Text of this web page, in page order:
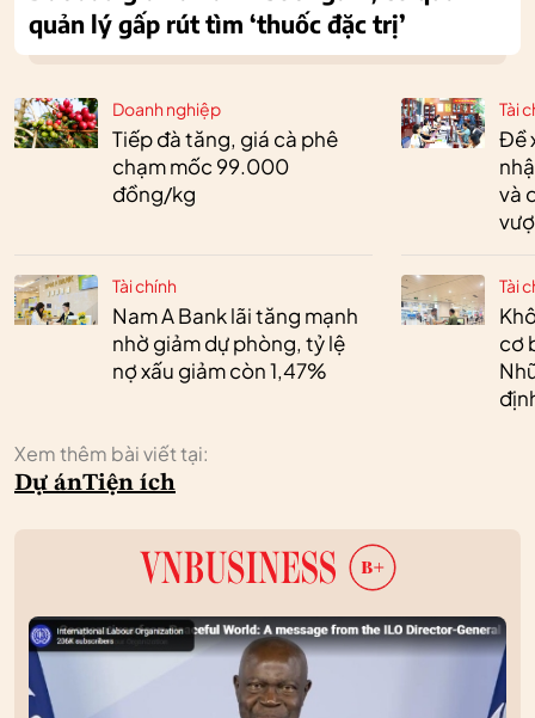
Doanh nghiệp
Tiếp đà tăng, giá cà phê
chạm mốc 99.000
đồng/kg
Tài chính
Nam A Bank lãi tăng mạnh
nhờ giảm dự phòng, tỷ lệ
nợ xấu giảm còn 1,47%
Tài
Đề
và
Tài
cơ
Xem thêm bài viết tại:
Dự ánTiện ích
quản lý gấp rút tìm ‘thuốc đặc trị’